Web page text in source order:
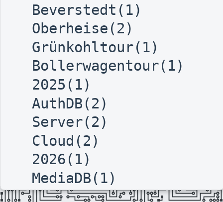
Beverstedt(1)
Oberheise(2)
Grünkohltour(1)
Bollerwagentour(1)
2025(1)
AuthDB(2)
Server(2)
Cloud(2)
2026(1)
MediaDB(1)